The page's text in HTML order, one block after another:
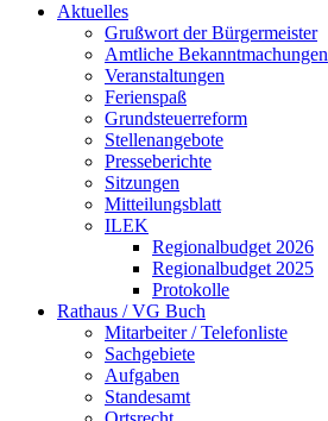
Aktuelles
Grußwort der Bürgermeister
Amtliche Bekanntmachungen
Veranstaltungen
Ferienspaß
Grundsteuerreform
Stellenangebote
Presseberichte
Sitzungen
Mitteilungsblatt
ILEK
Regionalbudget 2026
Regionalbudget 2025
Protokolle
Rathaus / VG Buch
Mitarbeiter / Telefonliste
Sachgebiete
Aufgaben
Standesamt